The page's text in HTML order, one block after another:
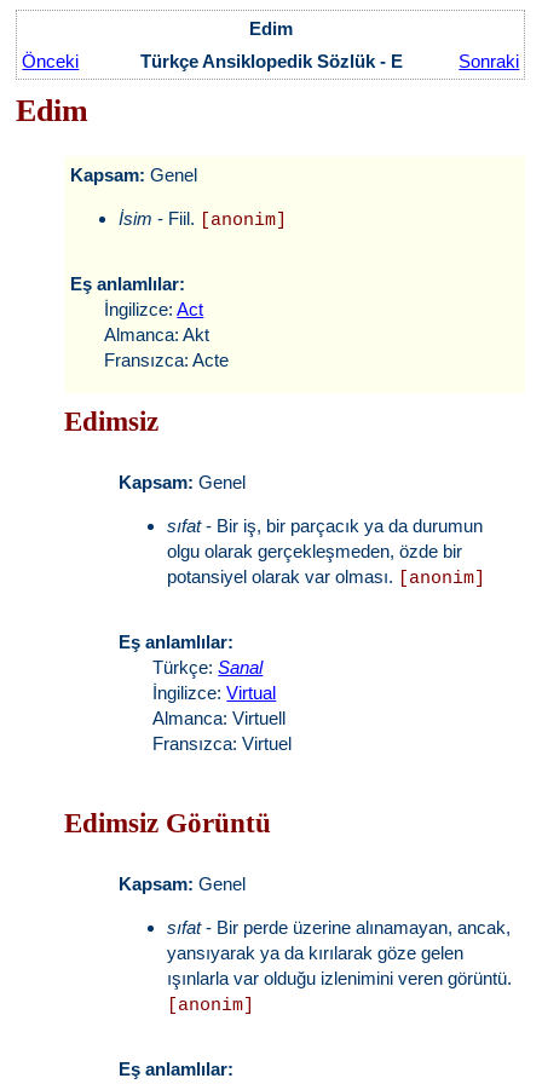
Edim
Önceki
Türkçe Ansiklopedik Sözlük - E Sonraki
Edim
Kapsam:Genel
İsim - Fiil. [anonim]
Eş anlamlılar:
İngilizce:Act
Almanca: Akt
Fransızca: Acte
Edimsiz
Kapsam:Genel
sıfat- Bir iş, bir parçacık ya da durumun
olgu olarak gerçekleşmeden, özde bir
potansiyel olarak var olması.
[anonim]
Eş anlamlılar:
Türkçe:Sanal
İngilizce:Virtual
Almanca: Virtuell
Fransızca: Virtuel
Edimsiz Görüntü
Kapsam:Genel
sıfat- Bir perde üzerine alınamayan, ancak,
yansıyarak ya da kırılarak göze gelen
ışınlarla var olduğu izlenimini veren görüntü.
[anonim]
Eş anlamlılar: